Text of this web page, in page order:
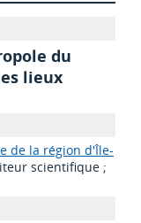
du
lieux
de la région d'Île-
scientifique ;